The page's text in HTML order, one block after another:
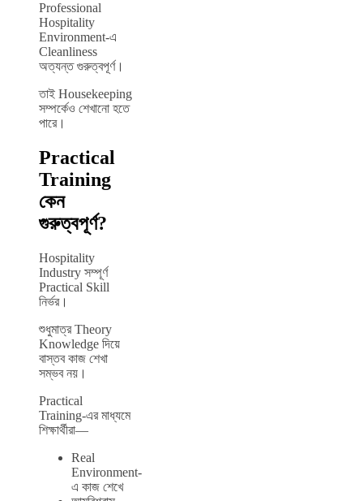
Professional
Hospitality
Environment-এ
Cleanliness
অত্যন্ত গুরুত্বপূর্ণ।
তাই Housekeeping
সম্পর্কেও শেখানো হতে
পারে।
Practical
Training
কেন
গুরুত্বপূর্ণ?
Hospitality
Industry সম্পূর্ণ
Practical Skill
নির্ভর।
শুধুমাত্র Theory
Knowledge দিয়ে
বাস্তব কাজ শেখা
সম্ভব নয়।
Practical
Training-এর মাধ্যমে
শিক্ষার্থীরা—
Real
Environment-
এ কাজ শেখে